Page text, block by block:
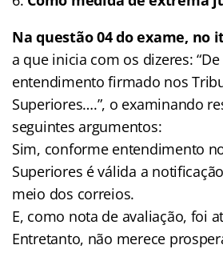
Na questão 04 do exame, no
a que inicia com os dizeres:
entendimento firmado nos
Superiores….”, o examinando
seguintes argumentos:
Sim, conforme entendimento
Superiores é válida a
meio dos correios.
E, como nota de avaliação, foi
Entretanto, não merece